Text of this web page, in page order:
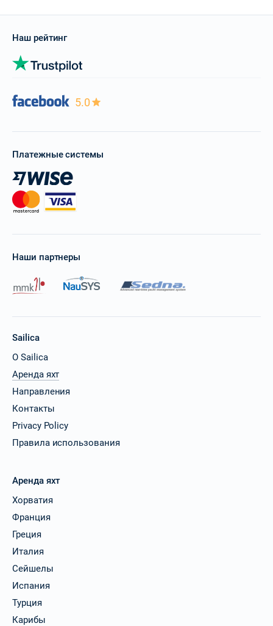
Наш рейтинг
5.0
Платежные системы
Наши партнеры
Sailica
О Sailica
Аренда яхт
Направления
Контакты
Privacy Policy
Правила использования
Аренда яхт
Хорватия
Франция
Греция
Италия
Сейшелы
Испания
Турция
Карибы